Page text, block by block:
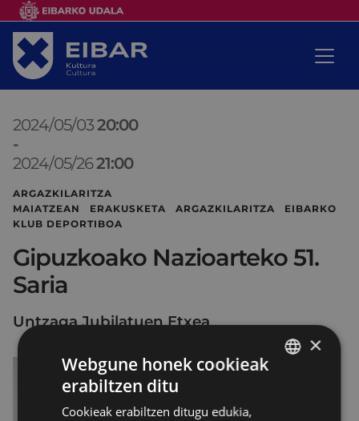
2024/05/0320:00
-
2024/05/2621:00
ARGAZKILARITZA
MAIATZEAN ERAKUSKETA ARGAZKILARITZA EIBARKO
KLUB DEPORTIBOA
Gipuzkoako Nazioarteko 51.
Saria
Untzaga Jubilatuen Etxea
×
Webgune honek cookieak
erabiltzen ditu
Cookieak erabiltzen ditugu edukia,